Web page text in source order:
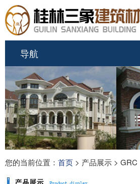
导航
您的当前位置： 首页 > 产品展示 > GRC